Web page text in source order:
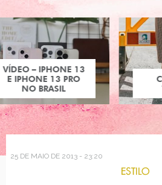
COMO USAR:
TAMANCO
25 DE MAIO DE 2013 - 23:20
ESTILO